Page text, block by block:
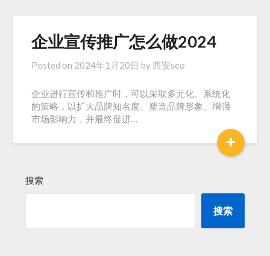
企业宣传推广怎么做2024
Posted on 2024年1月20日 by西安seo
企业进行宣传和推广时，可以采取多元化、系统化
的策略，以扩大品牌知名度、塑造品牌形象、增强
市场影响力，并最终促进…
+
搜索
搜索